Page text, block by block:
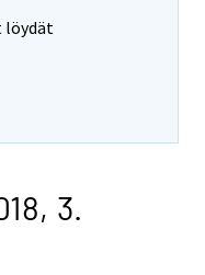
löydät
3.